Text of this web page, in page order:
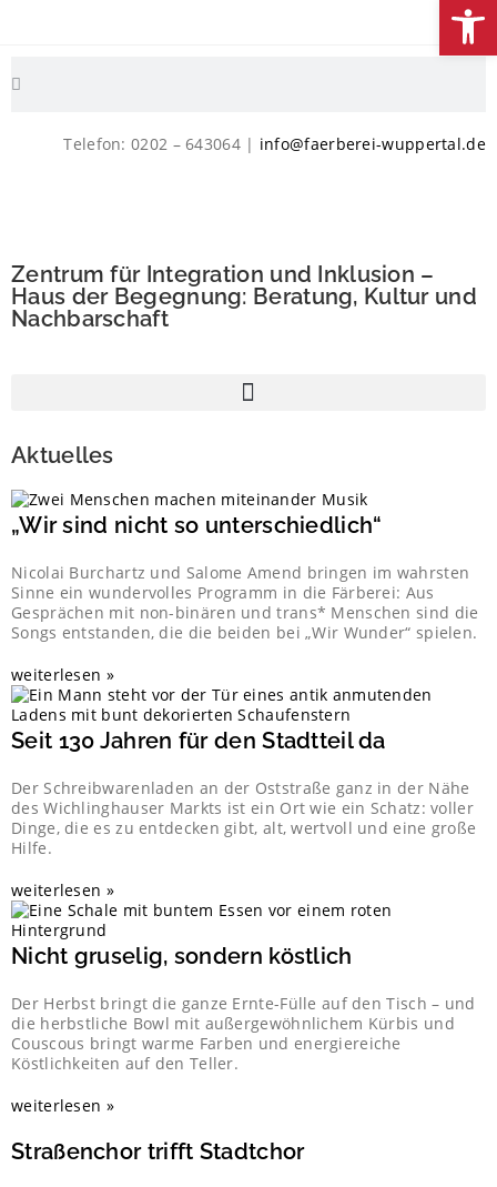
Telefon: 0202 – 643064 | info@faerberei-wuppertal.de
Zentrum für Integration und Inklusion –
Haus der Begegnung: Beratung, Kultur und
Nachbarschaft
Aktuelles
„Wir sind nicht so unterschiedlich“
Nicolai Burchartz und Salome Amend bringen im wahrsten
Sinne ein wundervolles Programm in die Färberei: Aus
Gesprächen mit non-binären und trans* Menschen sind die
Songs entstanden, die die beiden bei „Wir Wunder“ spielen.
weiterlesen »
Seit 130 Jahren für den Stadtteil da
Der Schreibwarenladen an der Oststraße ganz in der Nähe
des Wichlinghauser Markts ist ein Ort wie ein Schatz: voller
Dinge, die es zu entdecken gibt, alt, wertvoll und eine große
Hilfe.
weiterlesen »
Nicht gruselig, sondern köstlich
Der Herbst bringt die ganze Ernte-Fülle auf den Tisch – und
die herbstliche Bowl mit außergewöhnlichem Kürbis und
Couscous bringt warme Farben und energiereiche
Köstlichkeiten auf den Teller.
weiterlesen »
Straßenchor trifft Stadtchor